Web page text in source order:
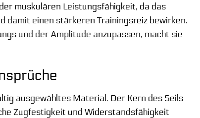
muskulären Leistungsfähigkeit, da das
damit einen stärkeren Trainingsreiz bewirken.
und der Amplitude anzupassen, macht sie
ausgewähltes Material. Der Kern des Seils
Zugfestigkeit und Widerstandsfähigkeit